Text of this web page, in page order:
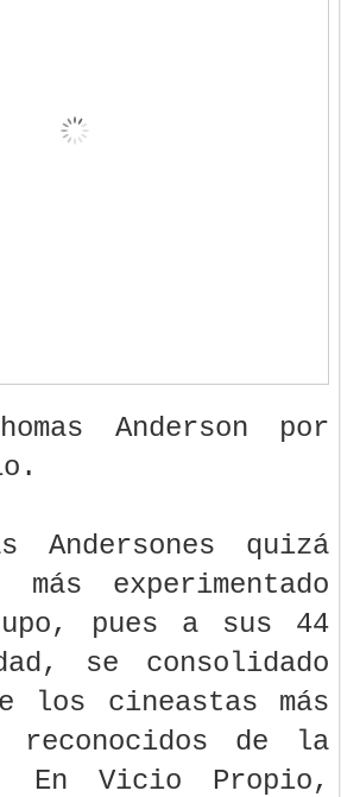
Anderson por
Andersones quizá
más experimentado
pues a sus 44
se consolidado
los cineastas más
reconocidos de la
En Vicio Propio,